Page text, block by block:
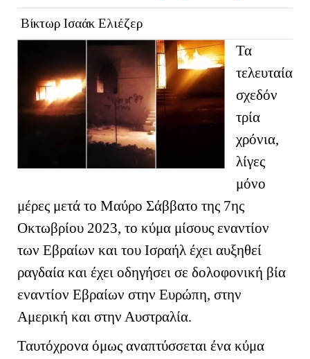
Βίκτωρ Ισαάκ Ελιέζερ
Τα
τελευταία
σχεδόν
τρία
χρόνια,
λίγες
μόνο
μέρες μετά το Μαύρο Σάββατο της 7ης
Οκτωβρίου 2023, το κύμα μίσους εναντίον
των Εβραίων και του Ισραήλ έχει αυξηθεί
ραγδαία και έχει οδηγήσει σε δολοφονική βία
εναντίον Εβραίων στην Ευρώπη, στην
Αμερική και στην Αυστραλία.
Ταυτόχρονα όμως αναπτύσσεται ένα κύμα